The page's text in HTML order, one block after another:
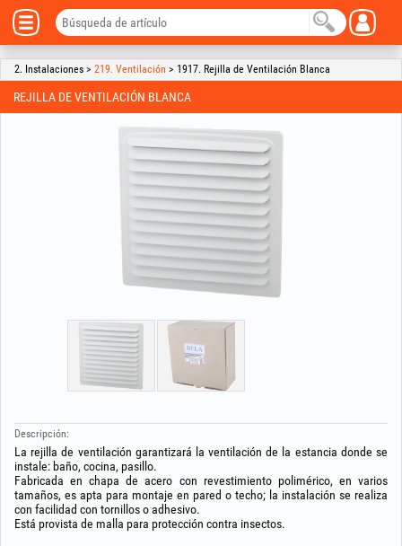
2. Instalaciones > 219. Ventilación > 1917. Rejilla de Ventilación Blanca
REJILLA DE VENTILACIÓN BLANCA
Descripción:
La rejilla de ventilación garantizará la ventilación de la estancia donde se
instale: baño, cocina, pasillo.
Fabricada en chapa de acero con revestimiento polimérico, en varios
tamaños, es apta para montaje en pared o techo; la instalación se realiza
con facilidad con tornillos o adhesivo.
Está provista de malla para protección contra insectos.